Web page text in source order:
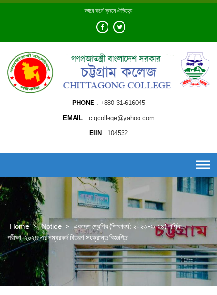
Skip
জ্ঞানে কর্মে সৃজনে ঐতিহ্যে
PHONE +880 31-616045
EMAIL ctgcollege@yahoo.com
EIIN 104532
Home > Notice > একাদশ শ্রেণির (শিক্ষাবর্ষ: ২০২৩-২০২৪) বার্ষিক
পরীক্ষা-২০২৪ এর নম্বরফর্দ বিতরণ সংক্রান্ত বিজ্ঞপ্তি